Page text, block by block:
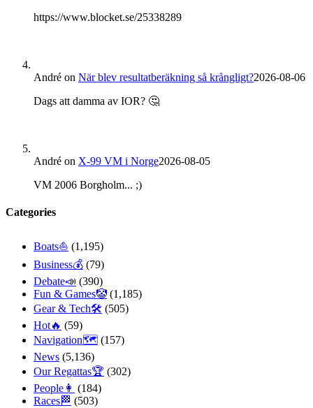
https://www.blocket.se/25338289
André on När blev resultatberäkning så krångligt?2026-08-06
Dags att damma av IOR? 🤔
André on X-99 VM i Norge2026-08-05
VM 2006 Borgholm... ;)
Categories
Boats⛵️ (1,195)
Business💰 (79)
Debate📣 (390)
Fun & Games🤡 (1,185)
Gear & Tech🛠 (505)
Hot🔥 (59)
Navigation🗺 (157)
News (5,136)
Our Regattas🏆 (302)
People👩 (184)
Races🏁 (503)